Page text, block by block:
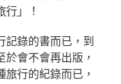
行 」！
記錄的書而已，到
於會不會再出版，
旅行的紀錄而已，